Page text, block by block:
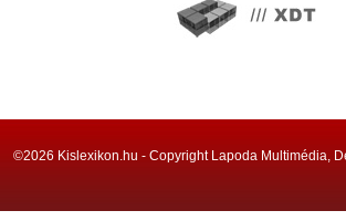
©2026 Kislexikon.hu - Copyright Lapoda Multimédia,